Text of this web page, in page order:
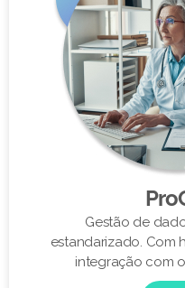
Gestão de
estandarizado. Com
integração com